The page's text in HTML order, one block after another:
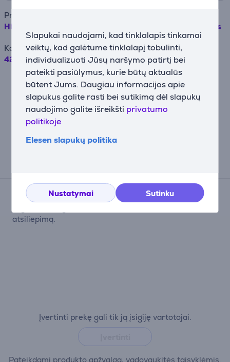
Slapukai naudojami, kad tinklalapis tinkamai
veiktų, kad galėtume tinklalapį tobulinti,
individualizuoti Jūsų naršymo patirtį bei
pateikti pasiūlymus, kurie būtų aktualūs
būtent Jums. Daugiau informacijos apie
slapukus galite rasti bei sutikimą dėl slapukų
naudojimo galite išreikšti privatumo
politikoje
Elesen slapukų politika
Nustatymai Sutinku
Prekės pavadinimas
Hisense, No Frost, 194 l, aukštis 170 cm, pilkas - Šaldiklis
Kaina
429.99 €
Pavyzdžiui, skolinantis 500EUR, kai
sutartis sudaroma 24 mėn. terminui,
metinė palūkanų norma – 19,90%,
sutarties sudarymo mokestis – 4.5%,
mėnesinis sutarties administravimo
mokestis – 0.6%, BVKKMN – 43.23%,
mėnesio įmoka – 29.59 EUR.
Įvertinti prekę gali tik ją įsigiję vartotojai.
Pateikdami produkto apžvalgą, vadovaukitės taisyklėmis.
Atsiliepimų nėra.
atsiliepimą.